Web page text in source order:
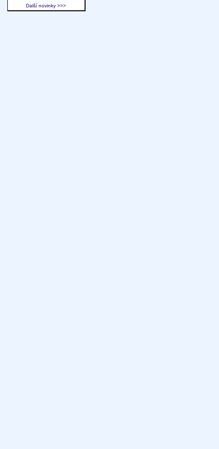
Další novinky >>>